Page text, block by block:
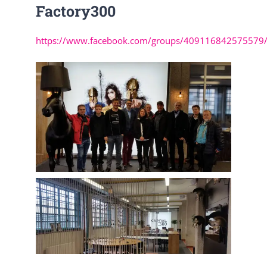
Factory300
https://www.facebook.com/groups/